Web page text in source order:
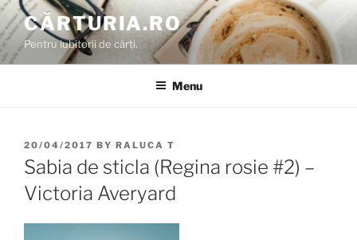
Skip
to
content
CĂRTURIA.RO
Pentru iubitorii de cărți.
Menu
POSTED
ON
20/04/2017 BY RALUCA T
Sabia de sticla (Regina rosie #2) –
Victoria Averyard